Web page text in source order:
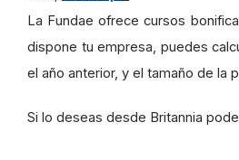
La Fundae ofrece cursos
dispone tu empresa, puedes
el año anterior, y el tamaño de la
Si lo deseas desde Britannia